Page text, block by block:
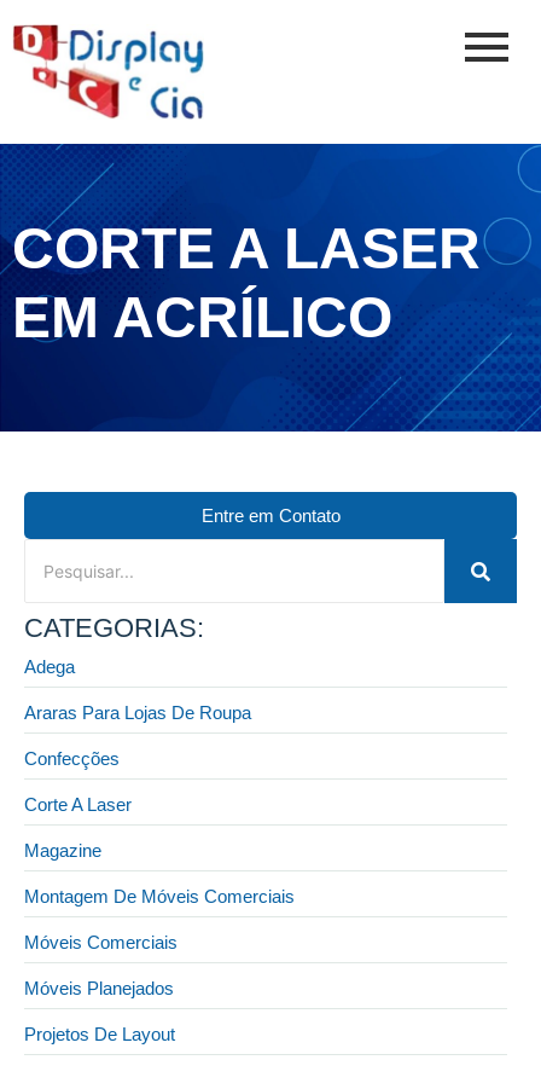
CORTE A LASER
EM ACRÍLICO
Entre em Contato
CATEGORIAS:
Adega
Araras Para Lojas De Roupa
Confecções
Corte A Laser
Magazine
Montagem De Móveis Comerciais
Móveis Comerciais
Móveis Planejados
Projetos De Layout